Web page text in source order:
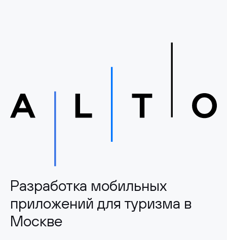
Разработка мобильных
приложений для туризма в
Москве